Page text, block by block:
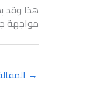
مواجهة
→